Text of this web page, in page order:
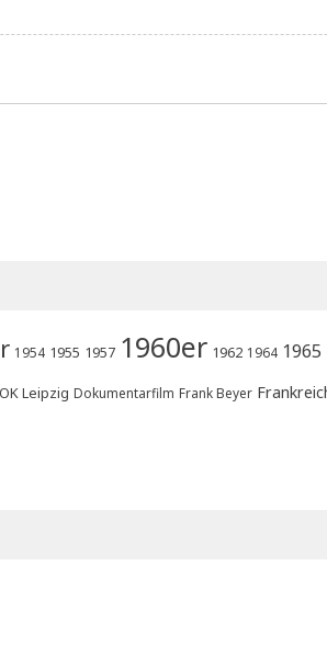
1954 1955 1957 1960er 1962 1964 1965
Leipzig Dokumentarfilm Frank Beyer